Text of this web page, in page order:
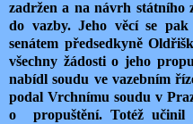
zadržen a na návrh státního
do vazby. Jeho věcí se
senátem předsedkyně
všechny žádosti o jeho
nabídl soudu ve vazebním
podal Vrchnímu soudu v
o propuštění. Totéž učinil